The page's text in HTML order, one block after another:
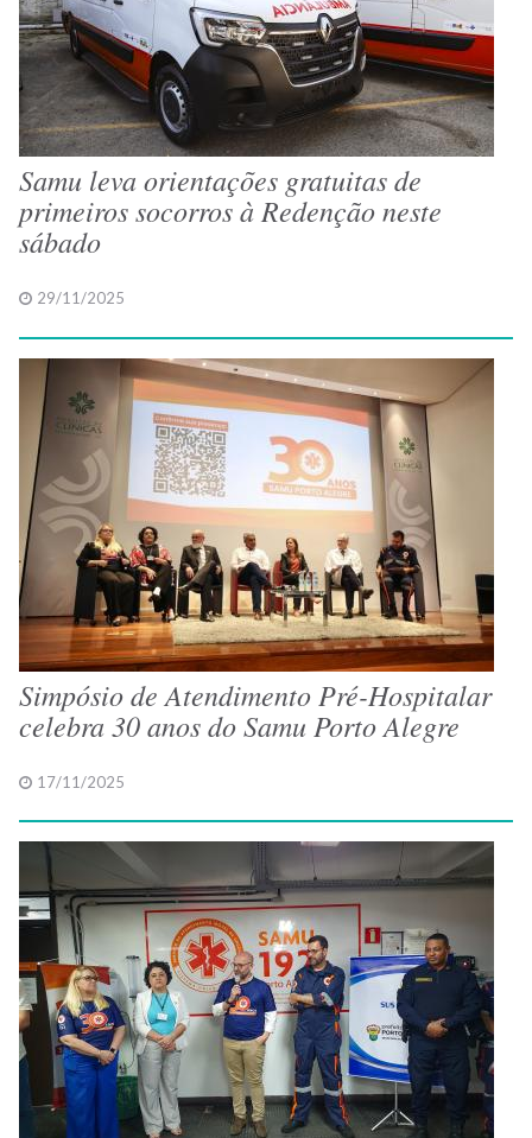
Samu leva orientações gratuitas de
primeiros socorros à Redenção neste
sábado
29/11/2025
Simpósio de Atendimento Pré-Hospitalar
celebra 30 anos do Samu Porto Alegre
17/11/2025